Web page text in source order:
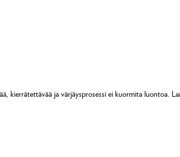
kierrätettävää ja värjäysprosessi ei kuormita luontoa.